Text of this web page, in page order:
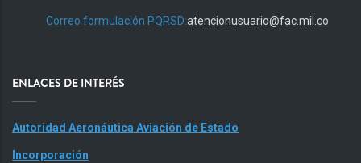
Correo formulación PQRSD:atencionusuario@fac.mil.co
ENLACES DE INTERÉS
Autoridad Aeronáutica Aviación de Estado
Incorporación